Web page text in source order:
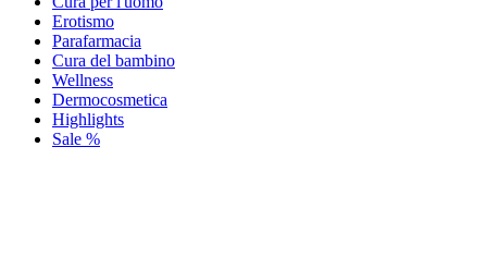
Erotismo
Parafarmacia
Cura del bambino
Wellness
Dermocosmetica
Highlights
Sale %